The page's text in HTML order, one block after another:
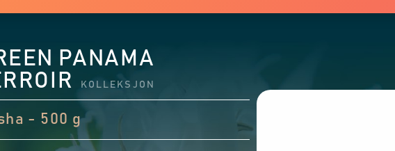
PANAMA
KOLLEKSJON
- 500 g